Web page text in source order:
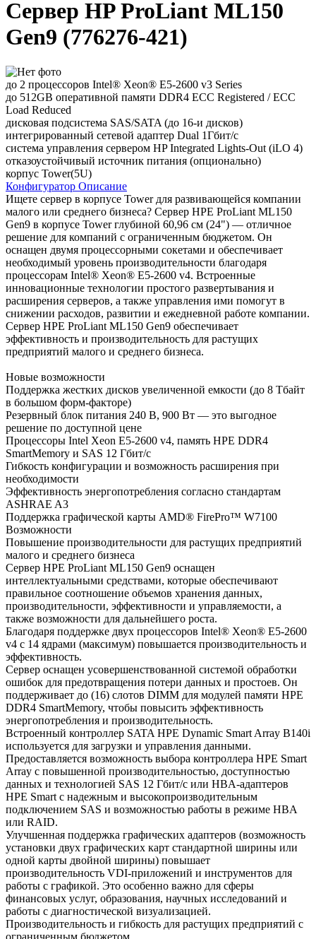
Сервер HP ProLiant ML150
Gen9 (776276-421)
до 2 процессоров Intel® Xeon® E5-2600 v3 Series
до 512GB оперативной памяти DDR4 ECC Registered / ECC
Load Reduced
дисковая подсистема SAS/SATA (до 16-и дисков)
интегрированный сетевой адаптер Dual 1Гбит/с
система управления сервером HP Integrated Lights-Out (iLO 4)
отказоустойчивый источник питания (опционально)
корпус Tower(5U)
Конфигуратор Описание
Ищете сервер в корпусе Tower для развивающейся компании
малого или среднего бизнеса? Сервер HPE ProLiant ML150
Gen9 в корпусе Tower глубиной 60,96 см (24") — отличное
решение для компаний с ограниченным бюджетом. Он
оснащен двумя процессорными сокетами и обеспечивает
необходимый уровень производительности благодаря
процессорам Intel® Xeon® E5-2600 v4. Встроенные
инновационные технологии простого развертывания и
расширения серверов, а также управления ими помогут в
снижении расходов, развитии и ежедневной работе компании.
Сервер HPE ProLiant ML150 Gen9 обеспечивает
эффективность и производительность для растущих
предприятий малого и среднего бизнеса.
Новые возможности
Поддержка жестких дисков увеличенной емкости (до 8 Тбайт
в большом форм-факторе)
Резервный блок питания 240 В, 900 Вт — это выгодное
решение по доступной цене
Процессоры Intel Xeon E5-2600 v4, память HPE DDR4
SmartMemory и SAS 12 Гбит/с
Гибкость конфигурации и возможность расширения при
необходимости
Эффективность энергопотребления согласно стандартам
ASHRAE A3
Поддержка графической карты AMD® FirePro™ W7100
Возможности
Повышение производительности для растущих предприятий
малого и среднего бизнеса
Сервер HPE ProLiant ML150 Gen9 оснащен
интеллектуальными средствами, которые обеспечивают
правильное соотношение объемов хранения данных,
производительности, эффективности и управляемости, а
также возможности для дальнейшего роста.
Благодаря поддержке двух процессоров Intel® Xeon® E5-2600
v4 с 14 ядрами (максимум) повышается производительность и
эффективность.
Сервер оснащен усовершенствованной системой обработки
ошибок для предотвращения потери данных и простоев. Он
поддерживает до (16) слотов DIMM для модулей памяти HPE
DDR4 SmartMemory, чтобы повысить эффективность
энергопотребления и производительность.
Встроенный контроллер SATA HPE Dynamic Smart Array B140i
используется для загрузки и управления данными.
Предоставляется возможность выбора контроллера HPE Smart
Array с повышенной производительностью, доступностью
данных и технологией SAS 12 Гбит/с или HBA-адаптеров
HPE Smart с надежным и высокопроизводительным
подключением SAS и возможностью работы в режиме HBA
или RAID.
Улучшенная поддержка графических адаптеров (возможность
установки двух графических карт стандартной ширины или
одной карты двойной ширины) повышает
производительность VDI-приложений и инструментов для
работы с графикой. Это особенно важно для сферы
финансовых услуг, образования, научных исследований и
работы с диагностической визуализацией.
Производительность и гибкость для растущих предприятий с
ограниченным бюджетом